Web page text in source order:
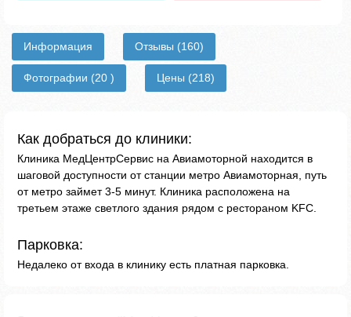
Информация Отзывы (160)
Фотографии (20 ) Цены (218)
Как добраться до клиники:
Клиника МедЦентрСервис на Авиамоторной находится в
шаговой доступности от станции метро Авиамоторная, путь
от метро займет 3-5 минут. Клиника расположена на
третьем этаже светлого здания рядом с рестораном KFC.
Парковка:
Недалеко от входа в клинику есть платная парковка.